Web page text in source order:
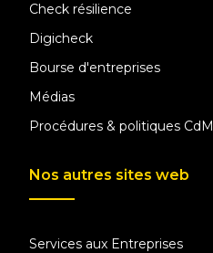
Check résilience
Digicheck
Bourse d'entreprises
Médias
Procédures & politiques CdM
Nos autres sites web
Services aux Entreprises